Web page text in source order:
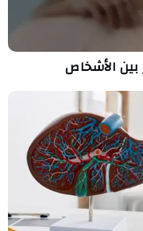
الأشخاص